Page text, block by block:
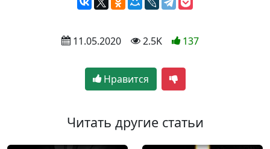
11.05.2020 2.5K 137
Нравится
Читать другие статьи